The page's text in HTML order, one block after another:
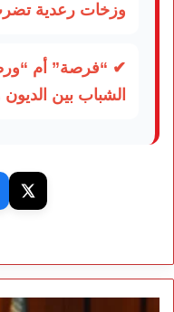
وزخات رعدية
✔ “فرصة” أم
الشباب بين الديون